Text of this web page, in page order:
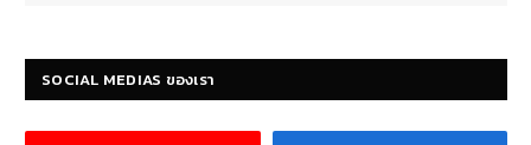
SOCIAL MEDIAS ของเรา